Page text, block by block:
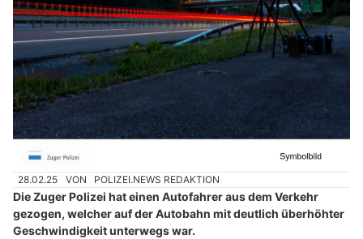
28.02.25 VON POLIZEI.NEWS REDAKTION
Die Zuger Polizei hat einen Autofahrer aus dem Verkehr
gezogen, welcher auf der Autobahn mit deutlich überhöhter
Geschwindigkeit unterwegs war.